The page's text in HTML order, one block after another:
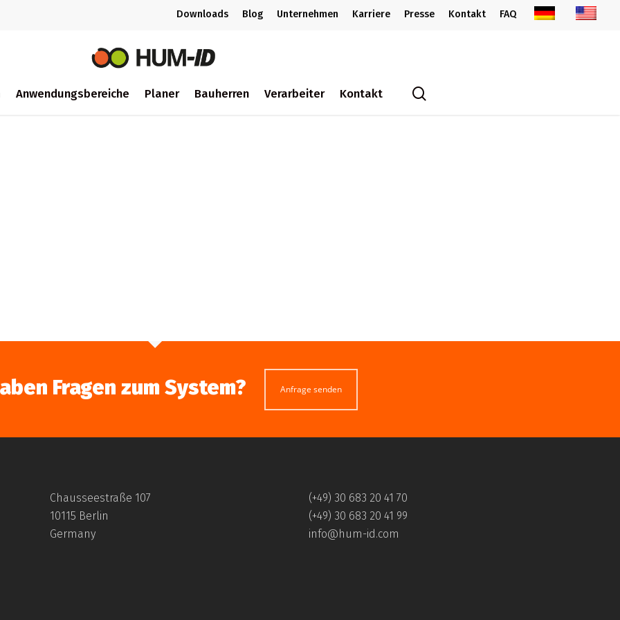
Downloads Blog Unternehmen Karriere Presse Kontakt FAQ
Anwendungsbereiche Planer Bauherren Verarbeiter Kontakt
Fragen zum System? Anfrage senden
Chausseestraße 107
10115 Berlin
Germany
(+49) 30 683 20 41 70
(+49) 30 683 20 41 99
info@hum-id.com